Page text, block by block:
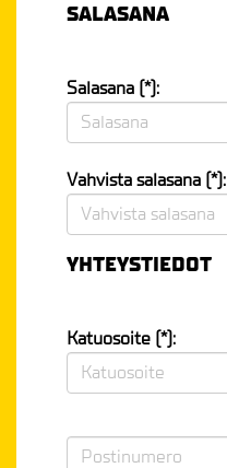
SALASANA
Salasana (*):
Vahvista salasana (*):
YHTEYSTIEDOT
Katuosoite (*):